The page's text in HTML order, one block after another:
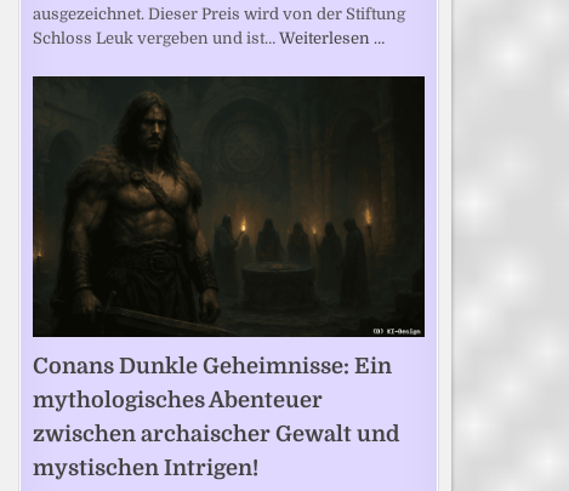
ausgezeichnet. Dieser Preis wird von der Stiftung
Schloss Leuk vergeben und ist… Weiterlesen …
Conans Dunkle Geheimnisse: Ein
mythologisches Abenteuer
zwischen archaischer Gewalt und
mystischen Intrigen!